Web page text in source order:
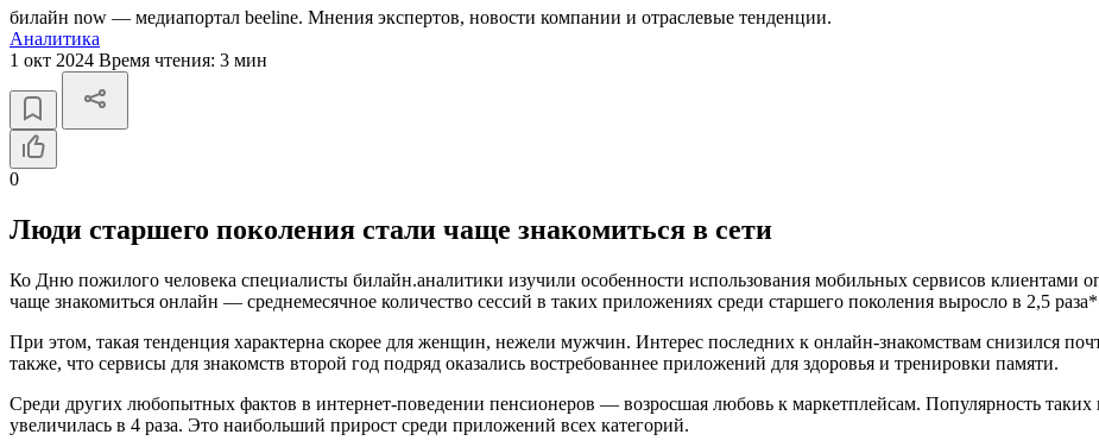
билайн now — медиапортал beeline. Мнения экспертов, новости компании и отраслевые тенденции.
Аналитика
1 окт 2024 Время чтения: 3 мин
0
Люди старшего поколения стали чаще знакомиться в сети
Ко Дню пожилого человека специалисты билайн.аналитики изучили особенности использования мобильных сервисов клиентами
чаще знакомиться онлайн — среднемесячное количество сессий в таких приложениях среди старшего поколения выросло в 2,5
При этом, такая тенденция характерна скорее для женщин, нежели мужчин. Интерес последних к онлайн-знакомствам снизился
также, что сервисы для знакомств второй год подряд оказались востребованнее приложений для здоровья и тренировки памяти.
Среди других любопытных фактов в интернет-поведении пенсионеров — возросшая любовь к маркетплейсам. Популярность
увеличилась в 4 раза. Это наибольший прирост среди приложений всех категорий.